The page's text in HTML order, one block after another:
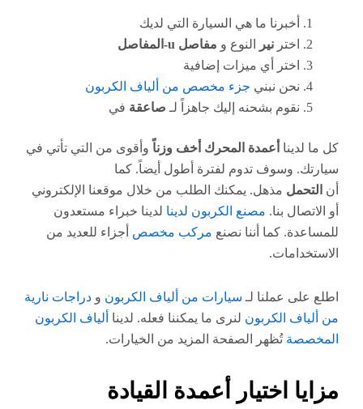
أخبرنا ما هي السيارة التي لديك
اختر نير النوع و مفاصل u-المفاصل
اختر أي ميزات إضافية
نحن نبني جزء مخصص من ألياف الكربون
نقوم بشحنه إليك جاهزاً لـ صاعقة في
كل ما لدينا أعمدة المحرك أخف وزناً وأقوى من التي تأتي في
سيارتك. وسوف تدوم لفترة أطول أيضاً. كما
أن التحمل مذهل. يمكنك الطلب من خلال موقعنا الإلكتروني
أو الاتصال بنا. مصنع الكربون لدينا لدينا خبراء مستعدون
للمساعدة. كما أننا نصنع مركب مخصص أجزاء للعديد من
الاستخدامات.
اطلع على عملنا لـ سيارات من ألياف الكربون و دراجات نارية
من ألياف الكربون لنرى ما يمكننا فعله. لدينا ألياف الكربون
المخصصة تُظهر الصفحة المزيد من الخيارات.
مزايا اختيار أعمدة القيادة